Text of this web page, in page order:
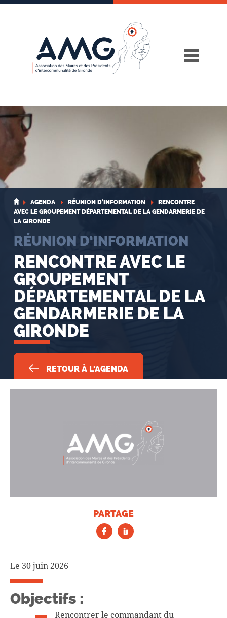
Skip
AGENDA RÉUNION D’INFORMATION
RENCONTRE
AVEC LE GROUPEMENT DÉPARTEMENTAL DE LA GENDARMERIE DE
LA GIRONDE
RÉUNION D’INFORMATION
RENCONTRE AVEC LE
GROUPEMENT
DÉPARTEMENTAL DE LA
GENDARMERIE DE LA
GIRONDE
RETOUR À L'AGENDA
PARTAGE
Le 30 juin 2026
Objectifs :
Rencontrer le commandant du